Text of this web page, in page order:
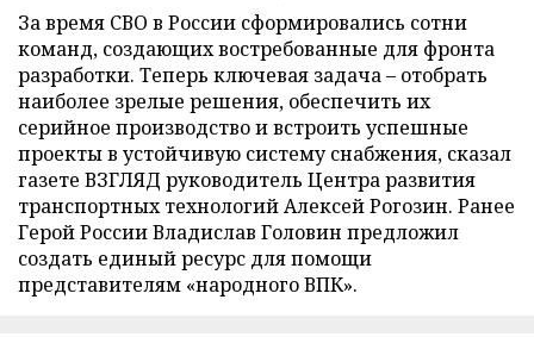
За время СВО в России сформировались сотни
команд, создающих востребованные для фронта
разработки. Теперь ключевая задача – отобрать
наиболее зрелые решения, обеспечить их
серийное производство и встроить успешные
проекты в устойчивую систему снабжения, сказал
газете ВЗГЛЯД руководитель Центра развития
транспортных технологий Алексей Рогозин. Ранее
Герой России Владислав Головин предложил
создать единый ресурс для помощи
представителям «народного ВПК».